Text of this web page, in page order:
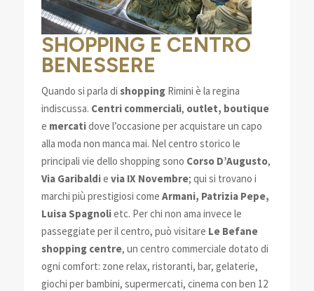
SHOPPING E CENTRO
BENESSERE
Quando si parla di shoppingRimini è la regina
indiscussa. Centri commerciali, outlet, boutique
e mercatidove l’occasione per acquistare un capo
alla moda non manca mai. Nel centro storico le
principali vie dello shopping sono Corso D’Augusto,
Via Garibaldie via IX Novembre; qui si trovano i
marchi più prestigiosi come Armani, Patrizia Pepe,
Luisa Spagnolietc. Per chi non ama invece le
passeggiate per il centro, può visitare Le Befane
shopping centre, un centro commerciale dotato di
ogni comfort: zone relax, ristoranti, bar, gelaterie,
giochi per bambini, supermercati, cinema con ben 12